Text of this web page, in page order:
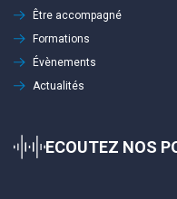
Être accompagné
Formations
Évènements
Actualités
ECOUTEZ NOS